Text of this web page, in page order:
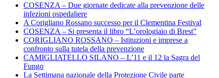
COSENZA – Due giornate dedicate alla prevenzione delle
infezioni ospedaliere
A Corigliano Rossano successo per il Clementina Festival
COSENZA – Si presenta il libro “L’orologiaio di Brest”
CORIGLIANO ROSSANO – Istituzioni e imprese a
confronto sulla tutela della prevenzione
CAMIGLIATELLO SILANO – L’11 e il 12 la Sagra del
Fungo
La Settimana nazionale della Protezione Civile parte